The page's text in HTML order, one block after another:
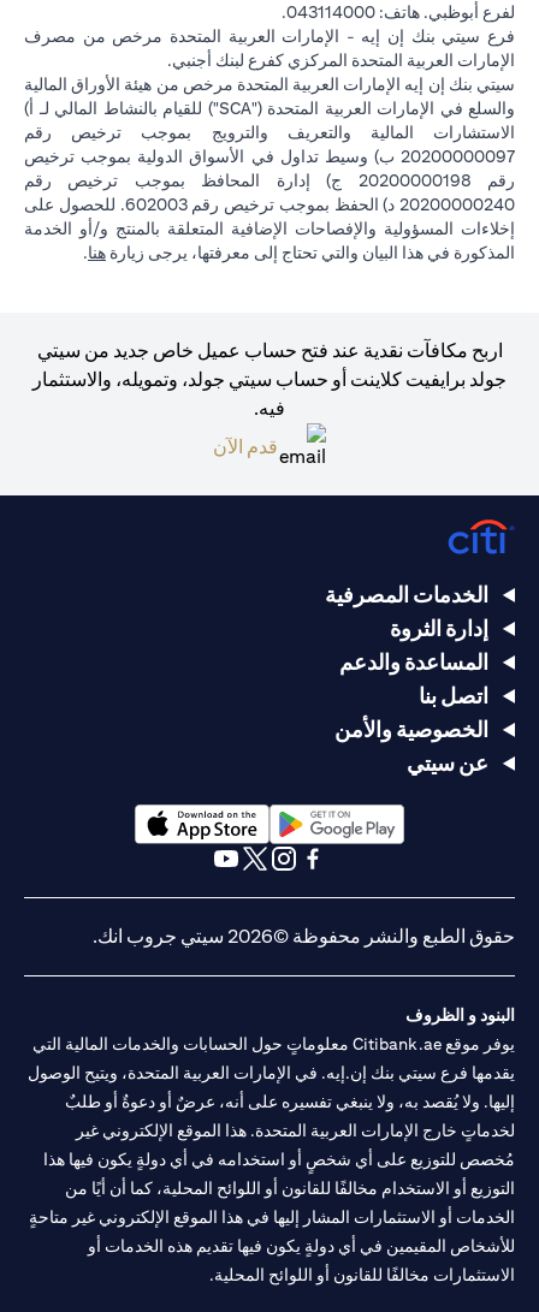
لفرع أبوظبي. هاتف: 043114000.
فرع سيتي بنك إن إيه - الإمارات العربية المتحدة مرخص من مصرف
الإمارات العربية المتحدة المركزي كفرع لبنك أجنبي.
سيتي بنك إن إيه الإمارات العربية المتحدة مرخص من هيئة الأوراق المالية
والسلع في الإمارات العربية المتحدة ("SCA") للقيام بالنشاط المالي لـ أ)
الاستشارات المالية والتعريف والترويج بموجب ترخيص رقم
20200000097 ب) وسيط تداول في الأسواق الدولية بموجب ترخيص
رقم 20200000198 ج) إدارة المحافظ بموجب ترخيص رقم
20200000240 د) الحفظ بموجب ترخيص رقم 602003. للحصول على
إخلاءات المسؤولية والإفصاحات الإضافية المتعلقة بالمنتج و/أو الخدمة
المذكورة في هذا البيان والتي تحتاج إلى معرفتها، يرجى زيارة هنا.
اربح مكافآت نقدية عند فتح حساب عميل خاص جديد من سيتي
جولد برايفيت كلاينت أو حساب سيتي جولد، وتمويله، والاستثمار
فيه.
قدم الآن
الخدمات المصرفية
إدارة الثروة
المساعدة والدعم
اتصل بنا
الخصوصية والأمن
عن سيتي
(opens in a new tab)
حقوق الطبع والنشر محفوظة ©2026 سيتي جروب انك.
البنود و الظروف
يوفر موقع Citibank.ae معلوماتٍ حول الحسابات والخدمات المالية التي
يقدمها فرع سيتي بنك إن.إيه. في الإمارات العربية المتحدة، ويتيح الوصول
إليها. ولا يُقصد به، ولا ينبغي تفسيره على أنه، عرضٌ أو دعوةٌ أو طلبٌ
لخدماتٍ خارج الإمارات العربية المتحدة. هذا الموقع الإلكتروني غير
مُخصص للتوزيع على أي شخصٍ أو استخدامه في أي دولةٍ يكون فيها هذا
التوزيع أو الاستخدام مخالفًا للقانون أو اللوائح المحلية، كما أن أيًا من
الخدمات أو الاستثمارات المشار إليها في هذا الموقع الإلكتروني غير متاحةٍ
للأشخاص المقيمين في أي دولةٍ يكون فيها تقديم هذه الخدمات أو
الاستثمارات مخالفًا للقانون أو اللوائح المحلية.